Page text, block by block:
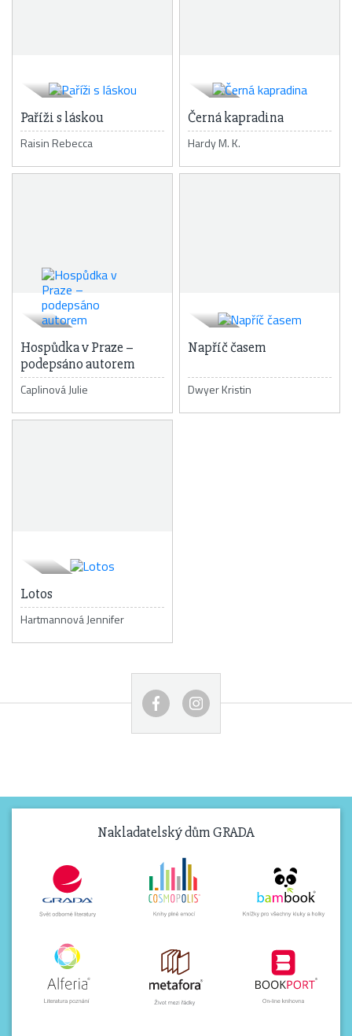
Paříži s láskou
Raisin Rebecca
Černá kapradina
Hardy M. K.
Hospůdka v Praze –
podepsáno autorem
Caplinová Julie
Napříč časem
Dwyer Kristin
Lotos
Hartmannová Jennifer
Nakladatelský dům GRADA